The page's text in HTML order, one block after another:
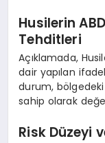
Husilerin
Tehditleri
Açıklamada,
dair yapılan
durum,
sahip olarak
Risk Düzeyi